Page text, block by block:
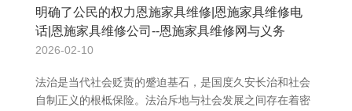
明确了公民的权力恩施家具维修|恩施家具维修电
话|恩施家具维修公司--恩施家具维修网与义务
2026-02-10
法治是当代社会贬责的蹙迫基石，是国度久安长治和社会
自制正义的根柢保险。法治斥地与社会发展之间存在着密